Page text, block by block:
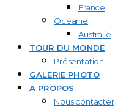
France
Océanie
Australie
TOUR DU MONDE
Présentation
GALERIE PHOTO
A PROPOS
Nous contacter